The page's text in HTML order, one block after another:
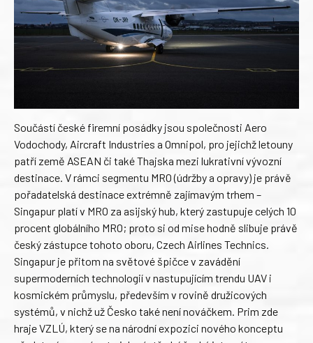
Součástí české firemní posádky jsou společnosti Aero
Vodochody, Aircraft Industries a Omnipol, pro jejichž letouny
patří země ASEAN či také Thajska mezi lukrativní vývozní
destinace. V rámci segmentu MRO (údržby a opravy) je právě
pořadatelská destinace extrémně zajímavým trhem –
Singapur platí v MRO za asijský hub, který zastupuje celých 10
procent globálního MRO; proto si od mise hodně slibuje právě
český zástupce tohoto oboru, Czech Airlines Technics.
Singapur je přitom na světové špičce v zavádění
supermoderních technologií v nastupujícím trendu UAV i
kosmickém průmyslu, především v rovině družicových
systémů, v nichž už Česko také není nováčkem. Prim zde
hraje VZLÚ, který se na národní expozici nového konceptu